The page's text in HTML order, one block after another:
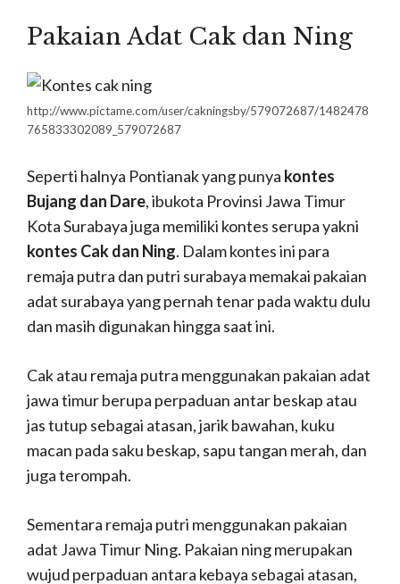
Pakaian Adat Cak dan Ning
http://www.pictame.com/user/cakningsby/579072687/1482478
765833302089_579072687
Seperti halnya Pontianak yang punya kontes
Bujang dan Dare, ibukota Provinsi Jawa Timur
Kota Surabaya juga memiliki kontes serupa yakni
kontes Cak dan Ning. Dalam kontes ini para
remaja putra dan putri surabaya memakai pakaian
adat surabaya yang pernah tenar pada waktu dulu
dan masih digunakan hingga saat ini.
Cak atau remaja putra menggunakan pakaian adat
jawa timur berupa perpaduan antar beskap atau
jas tutup sebagai atasan, jarik bawahan, kuku
macan pada saku beskap, sapu tangan merah, dan
juga terompah.
Sementara remaja putri menggunakan pakaian
adat Jawa Timur Ning. Pakaian ning merupakan
wujud perpaduan antara kebaya sebagai atasan,